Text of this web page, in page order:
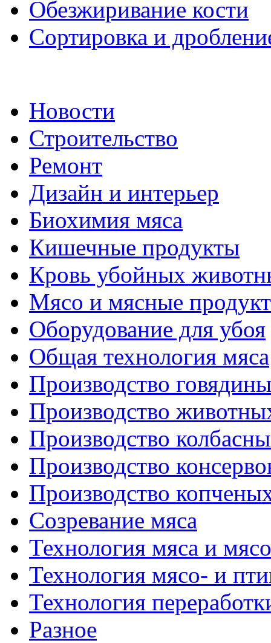
Обезжиривание кости
Сортировка и
Новости
Строительство
Ремонт
Дизайн и интерьер
Биохимия мяса
Кишечные продукты
Кровь убойных
Мясо и мясные
Оборудование для убоя
Общая технология мяса
Производство говядины
Производство
Производство
Производство
Производство
Созревание мяса
Технология мяса и
Технология мясо- и
Технология
Разное